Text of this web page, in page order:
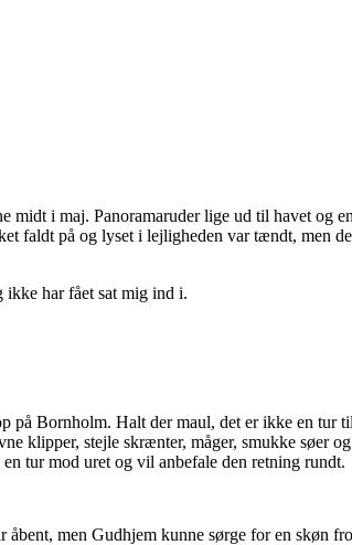
i maj. Panoramaruder lige ud til havet og
faldt på og lyset i lejligheden var tændt, men
ikke har fået sat mig ind i.
på Bornholm. Halt der maul, det er ikke en tur
klipper, stejle skrænter, måger, smukke søer
tur mod uret og vil anbefale den retning rundt.
men Gudhjem kunne sørge for en skøn